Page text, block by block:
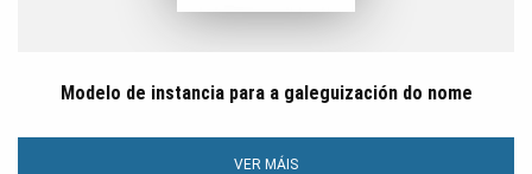
Modelo de instancia para a galeguización do nome
VER MÁIS